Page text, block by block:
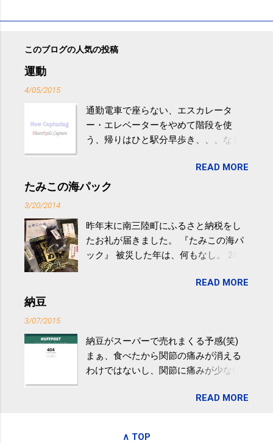
このブログの人気の投稿
運動
4/05/2015
通勤電車で座らない、エスカレータ
ー・エレベーターをやめて階段を使
う、帰りはひと駅分早歩き、、、など
やすい。 スポーツウェア・シューズで
するものだけが運動ではない。 食べ
けると改善する、との結果を筑波大の
研究チームが発表した。改善が期待で
きるのは、過度の飲酒が原因ではない
減らなくても効果があるという。 正田
波大「減量しなくても効果」 - ニュー
ス - アピタル（医療・健康）
READ MORE
たみこの海パック
3/20/2014
昨年末に南三陸町にふるさと納税をし
たお礼が届きました。 『たみこの海パ
ック』 被災した年は、何もなし。 2年
が『たみこの海パック』。 ボランティ
全く考えていなかったので、貰えると
少しづつ復興してる感が伝わってきて
嬉しいです。 あと、ふるさと納税が節
ですが、節税になるほど稼げていない
税務局｜ふるさと納税など個人住民税
READ MORE
納豆
3/07/2015
納豆がスーパーで売れまくる予感(笑)
まぁ、食べたから関節の痛みが消える
わけではないし、関節に痛みが少ない
ど。。 「関節の老化」は、「コンドロ
READ MORE
∧ TOP